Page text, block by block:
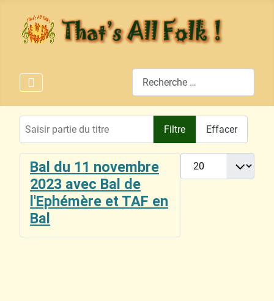
Filtre Effacer
Afficher #
Bal du 11 novembre
2023 avec Bal de
l'Ephémère et TAF en
Bal